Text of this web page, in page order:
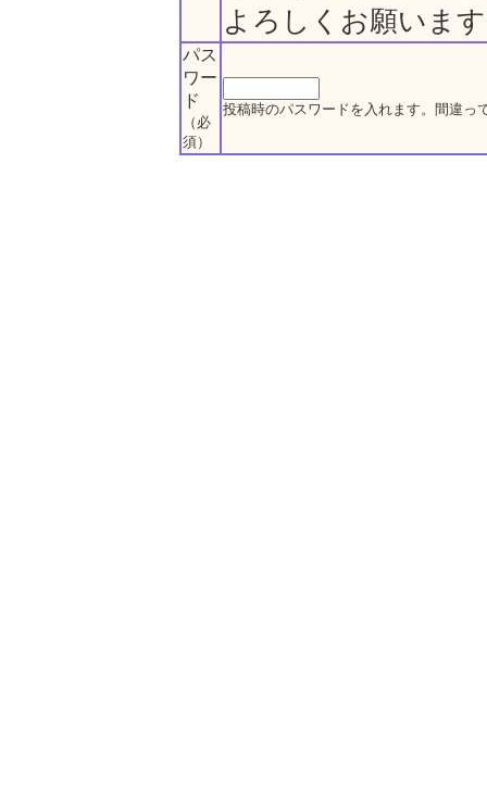
よろしくお願いま
パス
ワー
ド
（必
須）
投稿時のパスワードを入れます。間違っ